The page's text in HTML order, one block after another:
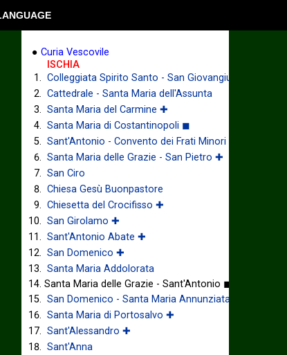
● Curia Vescovile
ISCHIA
Colleggiata Spirito Santo - San Giovangiuseppe
Cattedrale - Santa Maria dell'Assunta
Santa Maria del Carmine ✚
Santa Maria di Costantinopoli ◼
Sant'Antonio - Convento dei Frati Minori ✚
Santa Maria delle Grazie - San Pietro ✚
San Ciro
Chiesa Gesù Buonpastore
Chiesetta del Crocifisso ✚
San Girolamo ✚
Sant'Antonio Abate ✚
San Domenico ✚
Santa Maria Addolorata
Santa Maria delle Grazie - Sant'Antonio ◼
San Domenico - Santa Maria Annunziata ✚
Santa Maria di Portosalvo ✚
Sant'Alessandro ✚
Sant'Anna